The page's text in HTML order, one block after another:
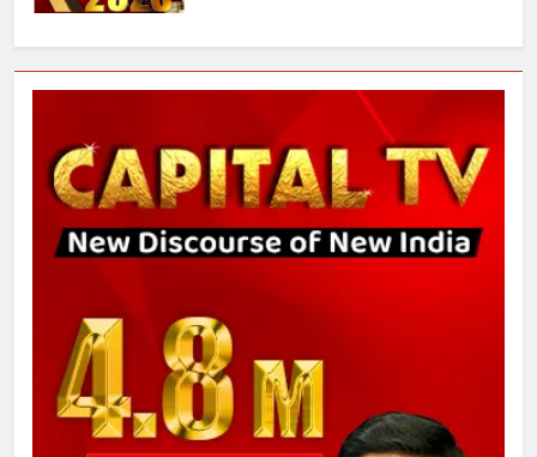
6
गाजा युद्धविराम को लेकर बड़ी खबरें
7
चुनाव से पहले लालू परिवार पर बड़ा झटका,
तय किए
8
सुप्रीम कोर्ट ने राहुल गांधी के ‘वोट चोरी’
के आरोप खारिज किए, शेखपुरा में पीएम की